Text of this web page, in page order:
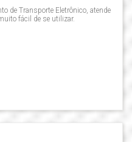
de Transporte Eletrônico, atende
fácil de se utilizar.